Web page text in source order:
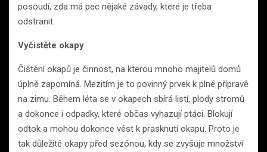
posoudí, zda má pec nějaké závady, které je třeba
odstranit.
Vyčistěte okapy
Čištění okapů je činnost, na kterou mnoho majitelů domů
úplně zapomíná. Mezitím je to povinný prvek k plné přípravě
na zimu. Během léta se v okapech sbírá listí, plody stromů
a dokonce i odpadky, které občas vyhazují ptáci. Blokují
odtok a mohou dokonce vést k prasknutí okapu. Proto je
tak důležité okapy před sezónou, kdy se zvyšuje množství